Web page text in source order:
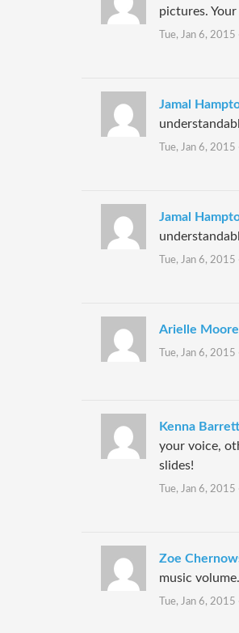
pictures.
Tue, Jan 6, 2015
Jamal
Tue, Jan 6, 2015
Jamal
Tue, Jan 6, 2015
Arielle Moore
Tue, Jan 6, 2015
Kenna Barrett
your voice,
slides!
Tue, Jan 6, 2015
Zoe
music
Tue, Jan 6, 2015